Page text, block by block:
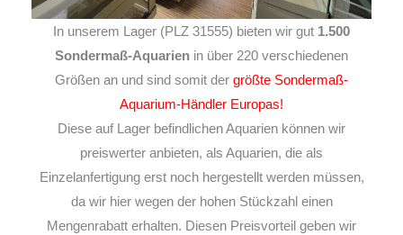
In unserem Lager (PLZ 31555) bieten wir gut 1.500
Sondermaß-Aquarien in über 220 verschiedenen
Größen an und sind somit der größte Sondermaß-
Aquarium-Händler Europas!
Diese auf Lager befindlichen Aquarien können wir
preiswerter anbieten, als Aquarien, die als
Einzelanfertigung erst noch hergestellt werden müssen,
da wir hier wegen der hohen Stückzahl einen
Mengenrabatt erhalten. Diesen Preisvorteil geben wir